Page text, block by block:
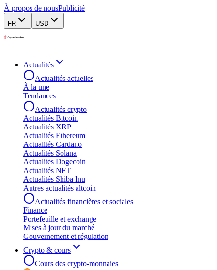
À propos de nousPublicité
FR USD
Actualités
Actualités actuelles
À la une
Tendances
Actualités crypto
Actualités Bitcoin
Actualités XRP
Actualités Ethereum
Actualités Cardano
Actualités Solana
Actualités Dogecoin
Actualités NFT
Actualités Shiba Inu
Autres actualités altcoin
Actualités financières et sociales
Finance
Portefeuille et exchange
Mises à jour du marché
Gouvernement et régulation
Crypto & cours
Cours des crypto-monnaies